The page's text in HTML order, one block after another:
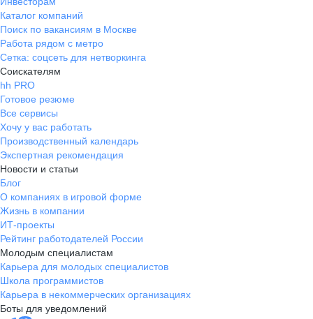
Каталог компаний
Поиск по вакансиям в Москве
Работа рядом с метро
Сетка: соцсеть для нетворкинга
Соискателям
hh PRO
Готовое резюме
Все сервисы
Хочу у вас работать
Производственный календарь
Экспертная рекомендация
Новости и статьи
Блог
О компаниях в игровой форме
Жизнь в компании
ИТ-проекты
Рейтинг работодателей России
Молодым специалистам
Карьера для молодых специалистов
Школа программистов
Карьера в некоммерческих организациях
Боты для уведомлений